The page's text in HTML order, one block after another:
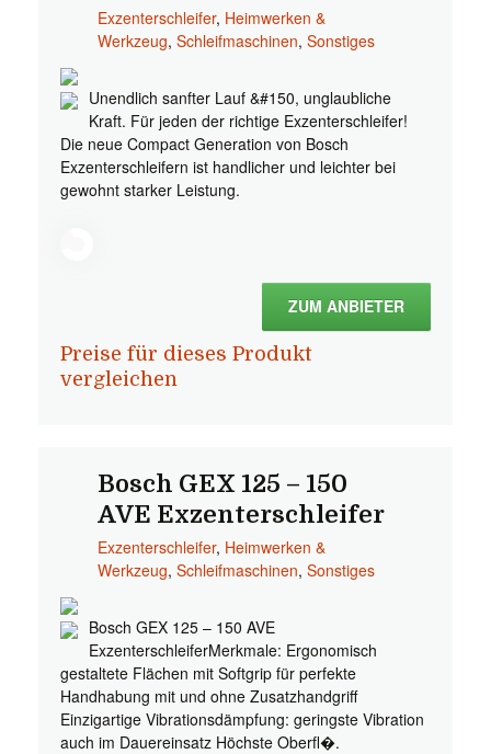
Exzenterschleifer, Heimwerken &
Werkzeug, Schleifmaschinen, Sonstiges
Unendlich sanfter Lauf &#150, unglaubliche
Kraft. Für jeden der richtige Exzenterschleifer!
Die neue Compact Generation von Bosch
Exzenterschleifern ist handlicher und leichter bei
gewohnt starker Leistung.
ZUM ANBIETER
Preise für dieses Produkt
vergleichen
Bosch GEX 125 – 150
AVE Exzenterschleifer
Exzenterschleifer, Heimwerken &
Werkzeug, Schleifmaschinen, Sonstiges
Bosch GEX 125 – 150 AVE
ExzenterschleiferMerkmale: Ergonomisch
gestaltete Flächen mit Softgrip für perfekte
Handhabung mit und ohne Zusatzhandgriff
Einzigartige Vibrationsdämpfung: geringste Vibration
auch im Dauereinsatz Höchste Oberfl�.